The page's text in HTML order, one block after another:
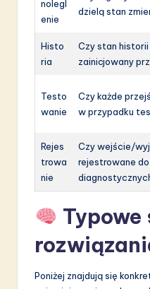
nolegl
enie
dzielą stan
Histo
ria
Czy stan
zainicjowany
Testo
wanie
Czy każde
w przypadku
Rejes
trowa
nie
Czy wejście/
rejestrowane
Typowe
Poniżej znajdują się